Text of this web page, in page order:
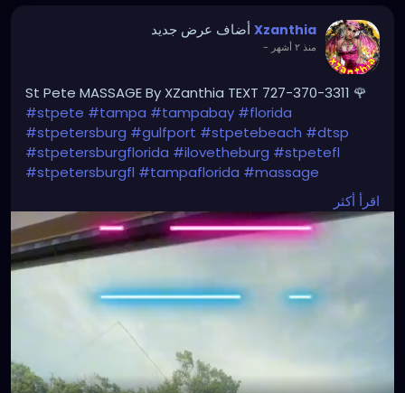
Xzanthia أضاف عرض جديد
منذ ٢ أشهر -
St Pete MASSAGE By XZanthia TEXT 727-370-3311 🌹
#stpete #tampa #tampabay #florida
#stpetersburg #gulfport #stpetebeach #dtsp
#stpetersburgflorida #ilovetheburg #stpetefl
#stpetersburgfl #tampaflorida #massage
#clearwaterbeach#sarasota
#downtownstpete
#igersstpete#Pinellascounty
#ilovestpete
#massageTherapist#instaburg#brandon
#Clearwater
اقرأ أكثر